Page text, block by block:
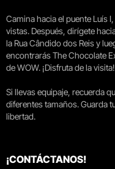
Camina hacia el puente Luís
vistas. Después, dirígete
la Rua Cândido dos Reis y
encontrarás The Chocolate
de WOW. ¡Disfruta de la visita!
Si llevas equipaje, recuerda
diferentes tamaños. Guarda
libertad.
¡CONTÁCTANOS!